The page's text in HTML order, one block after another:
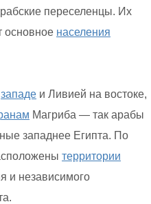
переселенцы. Их
основное населения
западе и Ливией на востоке,
Магриба — так арабы
западнее Египта. По
территории
и независимого